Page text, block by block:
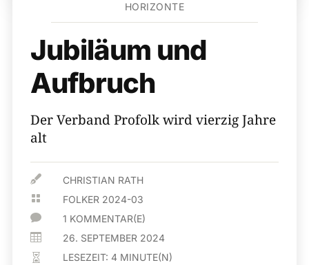
HORIZONTE
Jubiläum und
Aufbruch
Der Verband Profolk wird vierzig Jahre
alt
 CHRISTIAN RATH
 FOLKER 2024-03
 1 KOMMENTAR(E)
 26. SEPTEMBER 2024
 LESEZEIT: 4 MINUTE(N)